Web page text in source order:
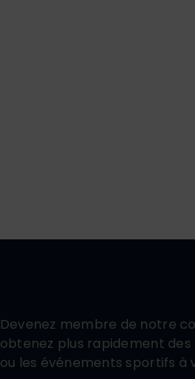
Devenez membre de notre
obtenez plus rapidement
ou les événements sportifs à